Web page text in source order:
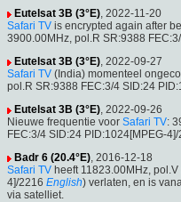
Eutelsat 3B (3°E), 2022-11-20
Safari TV is encrypted again after
3900.00MHz, pol.R SR:9388
Eutelsat 3B (3°E), 2022-09-27
Safari TV (India) momenteel
pol.R SR:9388 FEC:3/4 SID:24
Eutelsat 3B (3°E), 2022-09-26
Nieuwe frequentie voor Safari TV:
FEC:3/4 SID:24 PID:1024[MPEG-
Badr 6 (20.4°E), 2016-12-18
Safari TV heeft 11823.00MHz,
4]/2216 English) verlaten, en is
via satelliet.